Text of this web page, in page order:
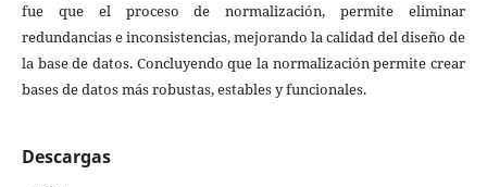
fue que el proceso de normalización, permite eliminar
redundancias e inconsistencias, mejorando la calidad del diseño de
la base de datos. Concluyendo que la normalización permite crear
bases de datos más robustas, estables y funcionales.
Descargas